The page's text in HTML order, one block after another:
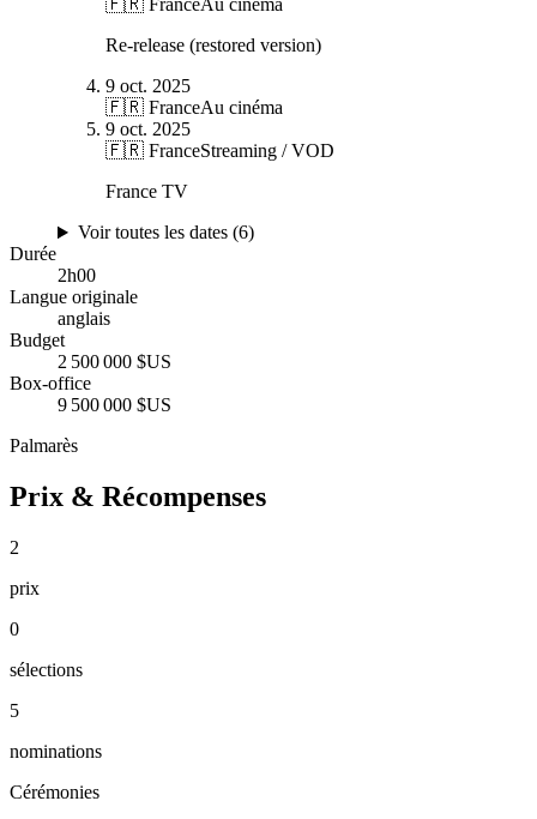
🇫🇷 FranceAu cinéma
Re-release (restored version)
9 oct. 2025
🇫🇷 FranceAu cinéma
9 oct. 2025
🇫🇷 FranceStreaming / VOD
France TV
Voir toutes les dates (6)
Durée
2h00
Langue originale
anglais
Budget
2 500 000 $US
Box-office
9 500 000 $US
Palmarès
Prix & Récompenses
2
prix
0
sélections
5
nominations
Cérémonies